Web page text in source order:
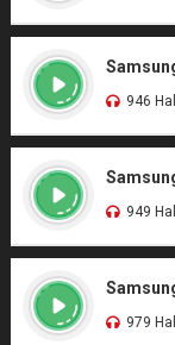
946
949
979